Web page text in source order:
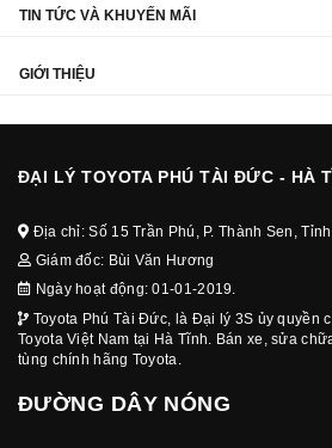
TIN TỨC VÀ KHUYẾN MÃI
GIỚI THIỆU
ĐẠI LÝ TOYOTA PHÚ TÀI ĐỨC - HÀ
Địa chỉ: Số 15 Trần Phú, P. Thành Sen,
Giám đốc: Bùi Văn Hương
Ngày hoạt động: 01-01-2019.
Toyota Phú Tài Đức, là Đại lý 3S ủy quyền
Toyota Việt Nam tại Hà Tĩnh. Bán xe, sửa
tùng chính hãng Toyota.
ĐƯỜNG DÂY NÓNG